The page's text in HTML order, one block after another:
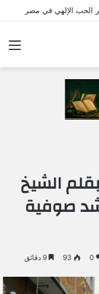
الحب الإلهي في مصر
الشيخ
صوفية
0
93